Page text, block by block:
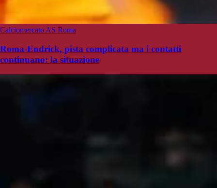
Calciomercato AS Roma
Roma-Endrick, pista complicata ma i contatti
continuano: la situazione